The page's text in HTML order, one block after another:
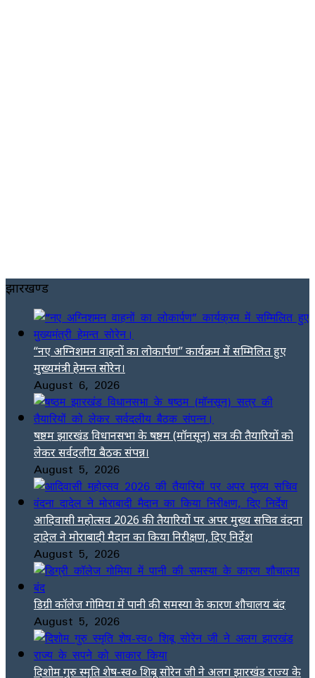
झारखण्ड
“नए अग्निशमन वाहनों का लोकार्पण” कार्यक्रम में सम्मिलित हुए
मुख्यमंत्री हेमन्त सोरेन।
August 6, 2026
षष्ठम झारखंड विधानसभा के षष्ठम (मॉनसून) सत्र की तैयारियों को
लेकर सर्वदलीय बैठक संपन्न।
August 5, 2026
आदिवासी महोत्सव 2026 की तैयारियों पर अपर मुख्य सचिव वंदना
दादेल ने मोराबादी मैदान का किया निरीक्षण, दिए निर्देश
August 5, 2026
डिग्री कॉलेज गोमिया में पानी की समस्या के कारण शौचालय बंद
August 5, 2026
दिशोम गुरु स्मृति शेष-स्व० शिबू सोरेन जी ने अलग झारखंड राज्य के